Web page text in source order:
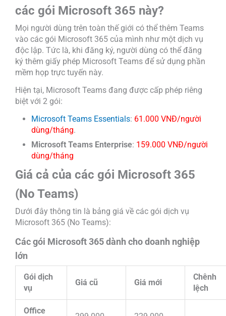
các gói Microsoft 365 này?
Mọi người dùng trên toàn thế giới có thể thêm Teams
vào các gói Microsoft 365 của mình như một dịch vụ
độc lập. Tức là, khi đăng ký, người dùng có thể đăng
ký thêm giấy phép Microsoft Teams để sử dụng phần
mềm họp trực tuyến này.
Hiện tại, Microsoft Teams đang được cấp phép riêng
biệt với 2 gói:
Microsoft Teams Essentials: 61.000 VNĐ/người
dùng/tháng.
Microsoft Teams Enterprise: 159.000 VNĐ/người
dùng/tháng
Giá cả của các gói Microsoft 365
(No Teams)
Dưới đây thông tin là bảng giá về các gói dịch vụ
Microsoft 365 (No Teams):
Các gói Microsoft 365 dành cho doanh nghiệp
lớn
Gói dịch
vụ
Giá cũ Giá mới
Chênh
lệch
Office